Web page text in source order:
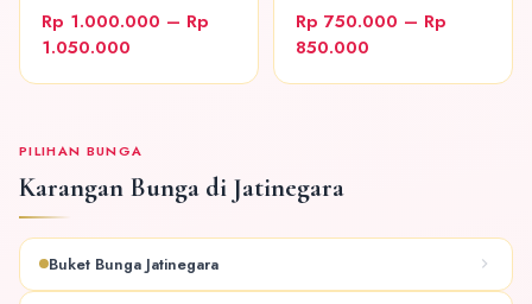
Rp 1.000.000 – Rp
1.050.000
Rp 750.000 – Rp
850.000
PILIHAN BUNGA
Karangan Bunga di Jatinegara
Buket Bunga Jatinegara